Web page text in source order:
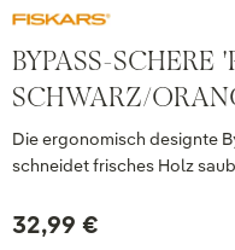
BYPASS-SCHERE
SCHWARZ/
Die ergonomisch designte
schneidet frisches Holz
32,99 €